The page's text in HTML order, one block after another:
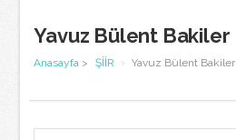
Yavuz Bülent Bakiler
Anasayfa > ŞİİR Yavuz Bülent Bakiler